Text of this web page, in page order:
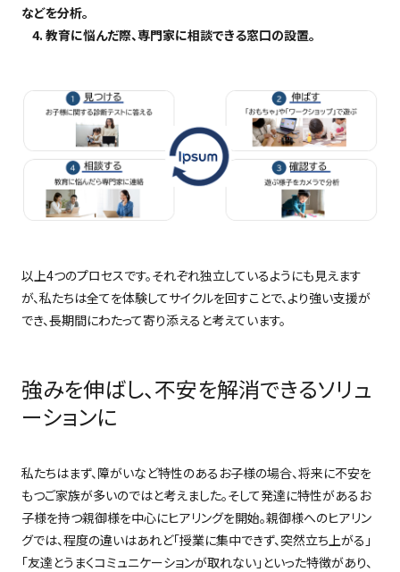
などを分析。
4. 教育に悩んだ際、専門家に相談できる窓口の設置。
以上4つのプロセスです。それぞれ独立しているようにも見えます
が、私たちは全てを体験してサイクルを回すことで、より強い支援が
でき、長期間にわたって寄り添えると考えています。
強みを伸ばし、不安を解消できるソリュ
ーションに
私たちはまず、障がいなど特性のあるお子様の場合、将来に不安を
もつご家族が多いのではと考えました。そして発達に特性があるお
子様を持つ親御様を中心にヒアリングを開始。親御様へのヒアリン
グでは、程度の違いはあれど「授業に集中できず、突然立ち上がる」
「友達とうまくコミュニケーションが取れない」といった特徴があり、